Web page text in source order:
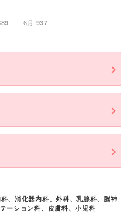
| 6月:937
、消化器内科、外科、乳腺科、脳神
ーション科、皮膚科、小児科